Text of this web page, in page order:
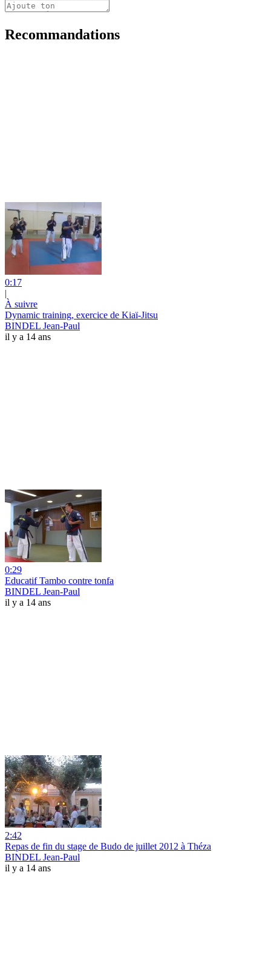
Recommandations
0:17
|
À suivre
Dynamic training, exercice de Kiaï-Jitsu
BINDEL Jean-Paul
il y a 14 ans
0:29
Educatif Tambo contre tonfa
BINDEL Jean-Paul
il y a 14 ans
2:42
Repas de fin du stage de Budo de juillet 2012 à Théza
BINDEL Jean-Paul
il y a 14 ans